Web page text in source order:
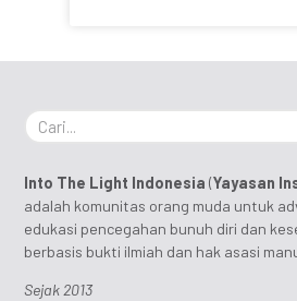
Into The Light Indonesia (Yayasan
adalah komunitas orang muda untuk
edukasi pencegahan bunuh diri dan
berbasis bukti ilmiah dan hak asasi
Sejak 2013